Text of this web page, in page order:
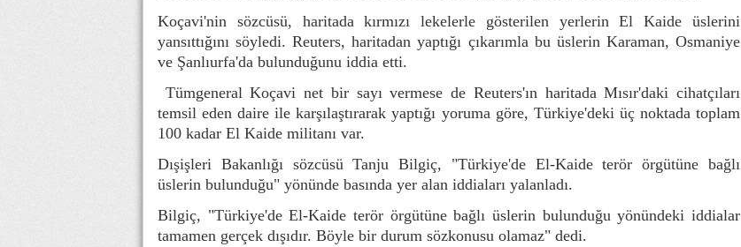
Koçavi'nin sözcüsü, haritada kırmızı lekelerle gösterilen yerlerin El Kaide üslerini
yansıttığını söyledi. Reuters, haritadan yaptığı çıkarımla bu üslerin Karaman, Osmaniye
ve Şanlıurfa'da bulunduğunu iddia etti.
Tümgeneral Koçavi net bir sayı vermese de Reuters'ın haritada Mısır'daki cihatçıları
temsil eden daire ile karşılaştırarak yaptığı yoruma göre, Türkiye'deki üç noktada toplam
100 kadar El Kaide militanı var.
Dışişleri Bakanlığı sözcüsü Tanju Bilgiç, "Türkiye'de El-Kaide terör örgütüne bağlı
üslerin bulunduğu" yönünde basında yer alan iddiaları yalanladı.
Bilgiç, "Türkiye'de El-Kaide terör örgütüne bağlı üslerin bulunduğu yönündeki iddialar
tamamen gerçek dışıdır. Böyle bir durum sözkonusu olamaz" dedi.